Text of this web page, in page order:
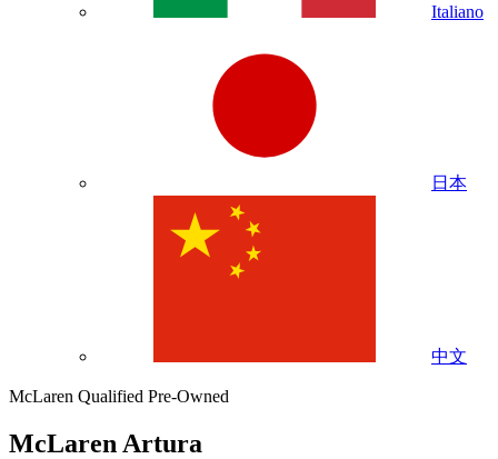
Italiano
日本
中文
McLaren Qualified Pre-Owned
McLaren Artura